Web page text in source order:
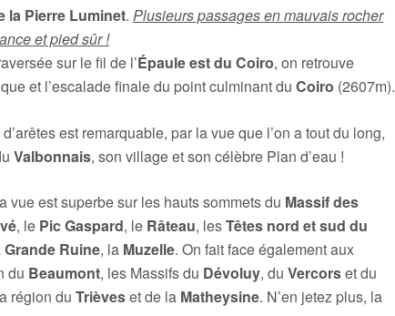
la Pierre Luminet. Plusieurs passages en mauvais rocher
et pied sûr !
sur le fil de l’Épaule est du Coiro, on retrouve
et l’escalade finale du point culminant du Coiro (2607m).
est remarquable, par la vue que l’on a tout du long,
Valbonnais, son village et son célèbre Plan d’eau !
vue est superbe sur les hauts sommets du Massif des
, le Pic Gaspard, le Râteau, lesTêtes nord et sud du
Grande Ruine, la Muzelle. On fait face également aux
du Beaumont, les Massifs du Dévoluy, du Vercorset du
région du Trièveset de la Matheysine. N’en jetez plus, la